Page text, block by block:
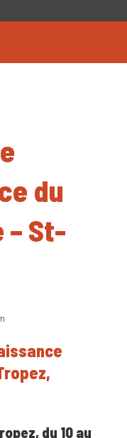
du
– St-
du 10 au